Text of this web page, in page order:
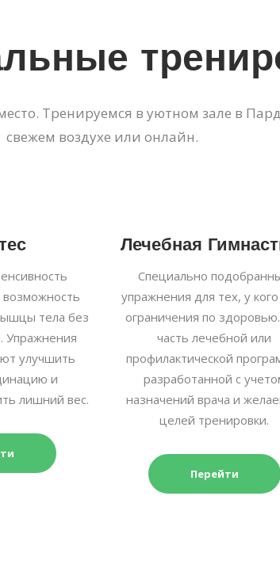
Тренируемся в уютном зале в
свежем воздухе или онлайн.
тела без
Упражнения
улучшить
и
лишний вес.
Лечебная
Специально
упражнения для тех, у
ограничения по
часть лечебной или
профилактической
разработанной с
назначений врача и
целей тренировки.
Перейти